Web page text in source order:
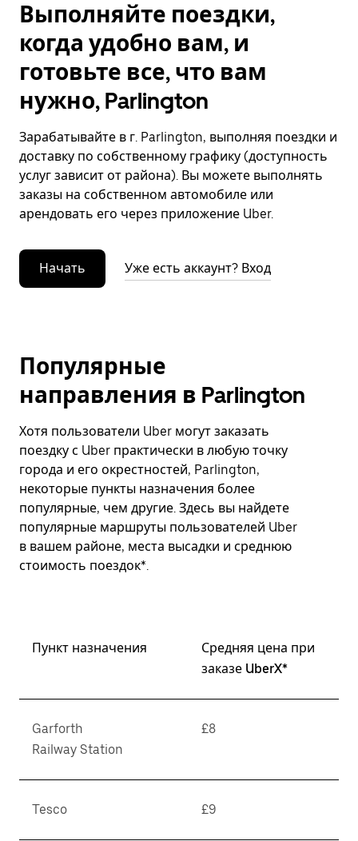
Выполняйте поездки,
когда удобно вам, и
готовьте все, что вам
нужно, Parlington
Зарабатывайте в г. Parlington, выполняя поездки и
доставку по собственному графику (доступность
услуг зависит от района). Вы можете выполнять
заказы на собственном автомобиле или
арендовать его через приложение Uber.
Начать Уже есть аккаунт? Вход
Популярные
направления в Parlington
Хотя пользователи Uber могут заказать
поездку с Uber практически в любую точку
города и его окрестностей, Parlington,
некоторые пункты назначения более
популярные, чем другие. Здесь вы найдете
популярные маршруты пользователей Uber
в вашем районе, места высадки и среднюю
стоимость поездок*.
Пункт назначения
Средняя цена при
заказе UberX*
Garforth
Railway Station
£8
Tesco £9